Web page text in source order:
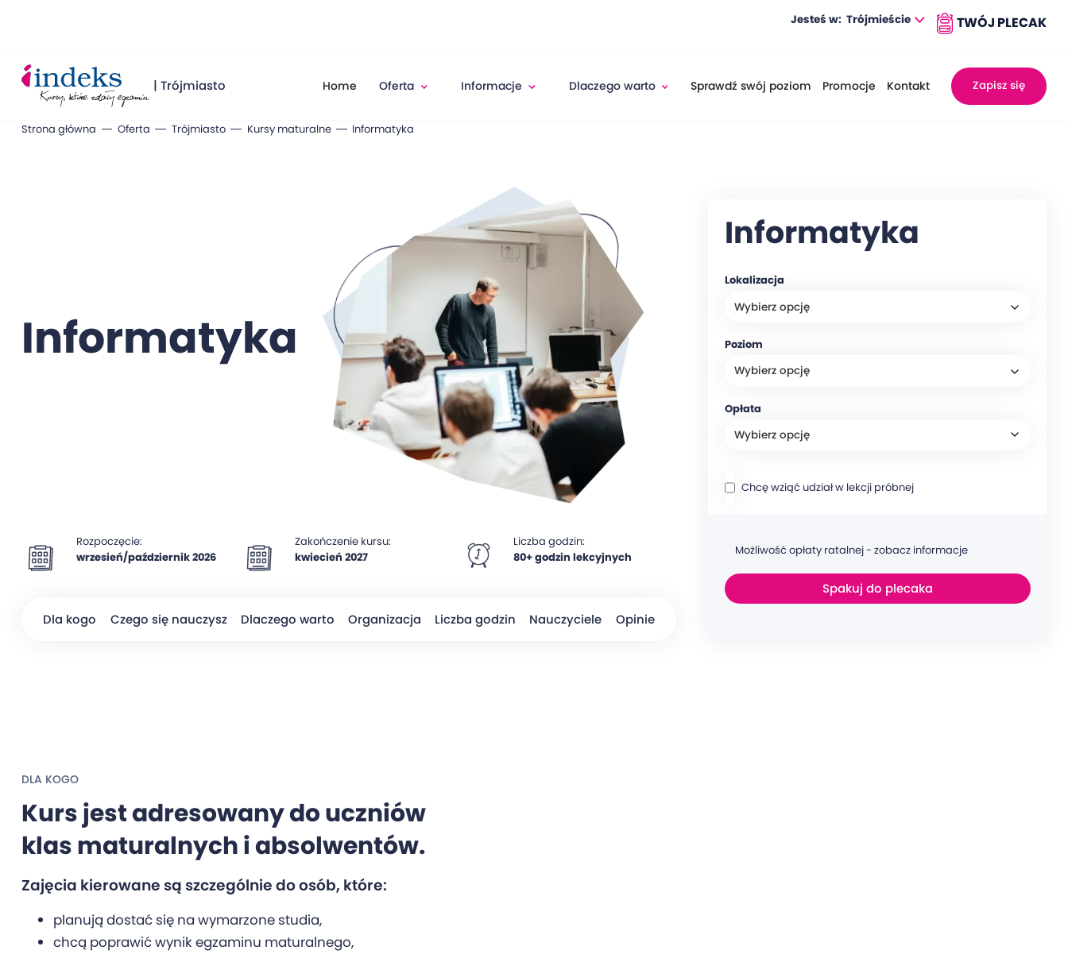
Jesteś w: Trójmieście
| Trójmiasto Home Oferta Informacje Dlaczego warto Sprawdź swój poziom Promocje Kontakt Zapisz się
Strona główna Oferta Trójmiasto Kursy maturalne Informatyka
Informatyka
Rozpoczęcie:
wrzesień/październik 2026
Zakończenie kursu:
kwiecień 2027
Liczba godzin:
80+ godzin lekcyjnych
Dla kogo Czego się nauczysz Dlaczego warto Organizacja Liczba godzin Nauczyciele Opinie
Informatyka
Lokalizacja
Poziom
Opłata
Chcę wziąć udział w lekcji próbnej
Możliwość opłaty ratalnej - zobacz informacje
Spakuj do plecaka
DLA KOGO
Kurs jest adresowany do uczniów
klas maturalnych i absolwentów.
Zajęcia kierowane są szczególnie do osób, które:
planują dostać się na wymarzone studia,
chcą poprawić wynik egzaminu maturalnego,